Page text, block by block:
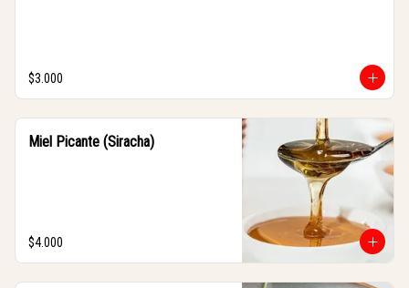
$3.000
Miel Picante (Siracha)
$4.000